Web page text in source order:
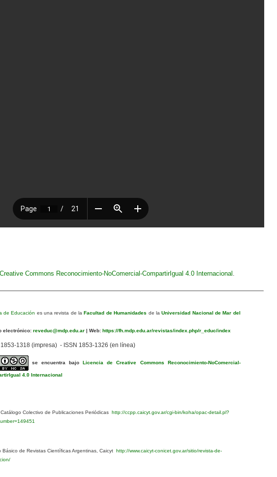
Commons Reconocimiento-NoComercial-CompartirIgual 4.0 Internacional .
de Educación es una revista de la Facultad de Humanidades de la Universidad Nacional de Mar del
electrónico:reveduc@mdp.edu.ar| Web:https://fh.mdp.edu.ar/revistas/index.php/r_educ/index
1853-1318 (impresa) - ISSN 1853-1326 (en línea)
se encuentra bajoLicencia de Creative Commons Reconocimiento-NoComercial-
4.0 Internacional
Colectivo de Publicaciones Periódicas http://ccpp.caicyt.gov.ar/cgi-bin/koha/opac-detail.pl?
Básico de Revistas Científicas Argentinas, Caicyt http://www.caicyt-conicet.gov.ar/sitio/revista-de-